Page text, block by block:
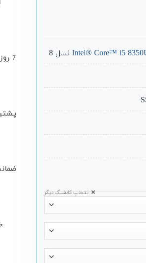
Intel® Core™ i5نسل 8
❌ انتخابِ کانفیگِ دیگر
7 روز ضمانت بازگشت